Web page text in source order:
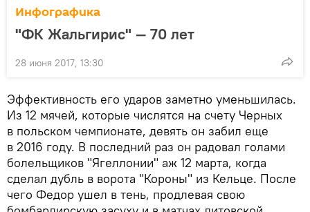
Инфографика
"ФК Жальгирис" — 70 лет
28 июня 2017, 13:30
Эффективность его ударов заметно уменьшилась.
Из 12 мячей, которые числятся на счету Черных
в польском чемпионате, девять он забил еще
в 2016 году. В последний раз он радовал голами
болельщиков "Ягеллонии" аж 12 марта, когда
сделал дубль в ворота "Короны" из Кельце. После
чего Федор ушел в тень, продлевая свою